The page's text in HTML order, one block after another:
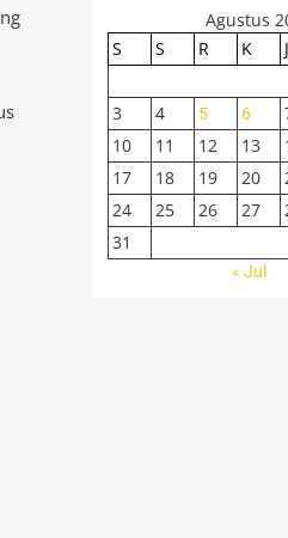
Agustus
3
4 5 6
10
11 12 13
17
18 19 20
24